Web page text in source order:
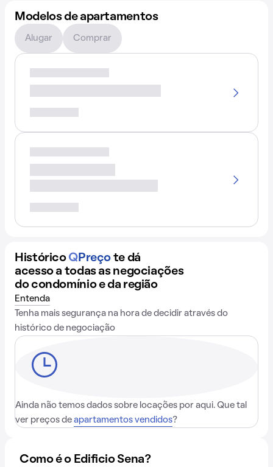
Modelos de apartamentos
Alugar Comprar
Histórico QPreço te dá
acesso a todas as negociações
do condomínio e da região
Entenda
Tenha mais segurança na hora de decidir através do
histórico de negociação
Ainda não temos dados sobre locações por aqui. Que tal
ver preços de apartamentos vendidos?
Como é o Edificio Sena?